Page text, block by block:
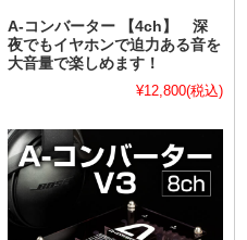
A-コンバーター 【4ch】 深
夜でもイヤホンで迫力ある音を
大音量で楽しめます！
¥12,800(税込)